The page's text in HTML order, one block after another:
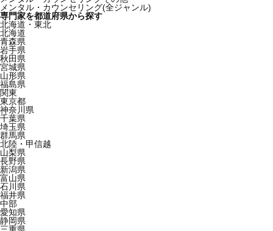
メンタル・カウンセリング(全ジャンル)
専門家を都道府県から探す
北海道・東北
北海道
青森県
岩手県
秋田県
宮城県
山形県
福島県
関東
東京都
神奈川県
千葉県
埼玉県
群馬県
北陸・甲信越
山梨県
長野県
新潟県
富山県
石川県
福井県
中部
愛知県
静岡県